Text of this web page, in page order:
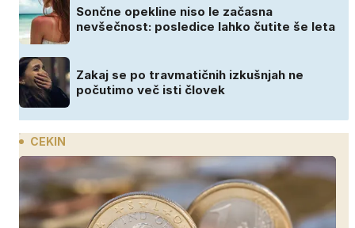
Sončne opekline niso le začasna
nevšečnost: posledice lahko čutite še leta
Zakaj se po travmatičnih izkušnjah ne
počutimo več isti človek
CEKIN